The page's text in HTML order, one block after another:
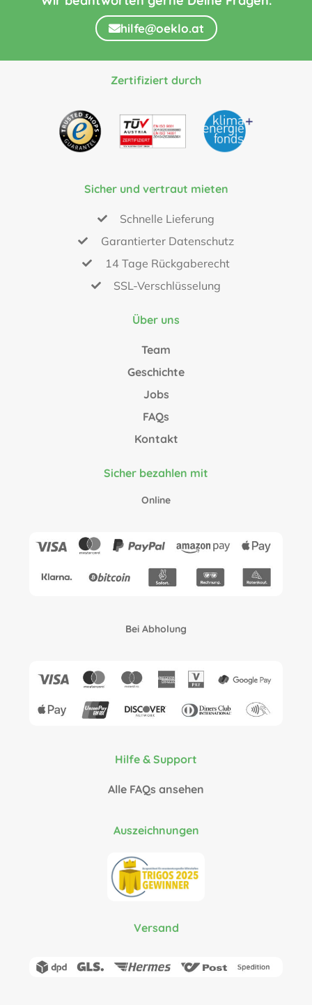
hilfe@oeklo.at
Zertifiziert durch
Sicher und vertraut mieten
Schnelle Lieferung
Garantierter Datenschutz
14 Tage Rückgaberecht
SSL-Verschlüsselung
Über uns
Team
Geschichte
Jobs
FAQs
Kontakt
Sicher bezahlen mit
Online
Bei Abholung
Hilfe & Support
Alle FAQs ansehen
Auszeichnungen
Versand